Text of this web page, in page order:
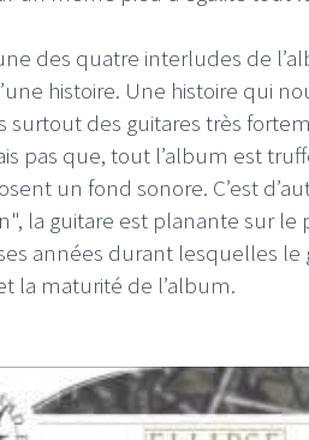
des quatre interludes de
histoire. Une histoire qui
surtout des guitares très
pas que, tout l’album est
un fond sonore. C’est
la guitare est planante sur
années durant lesquelles
la maturité de l’album.
RIFFIFI –
Riffifi 2025 !!!
LE
LE
The